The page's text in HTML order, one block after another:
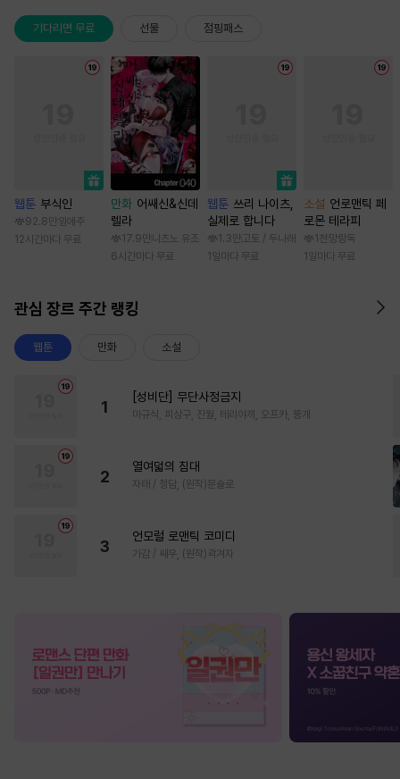
기다리면 무료 선물 점핑패스
웹툰 부식인
92.8만 임애주
12시간마다 무료
만화 어쌔신&신데
렐라
17.9만 나츠노 유조
6시간마다 무료
웹툰 쓰리 나이츠,
실제로 합니다
1.3만 고토 / 두나래
1일마다 무료
소설 언로맨틱 페
로몬 테라피
1천 망랑독
1일마다 무료
관심 장르 주간 랭킹
웹툰 만화 소설
1
[성비단] 무단사정금지
마규식, 피상구, 진월, 테리야끼, 오프카, 뚱개
2
열여덟의 침대
자태 / 청담, (원작)문슬로
3
언모럴 로맨틱 코미디
가감 / 쌔우, (원작)곽겨자